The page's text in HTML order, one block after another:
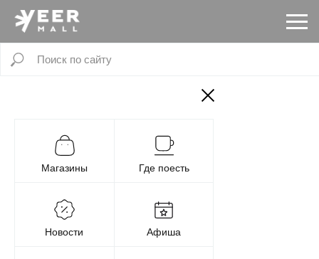
Магазины Где поесть
Новости Афиша